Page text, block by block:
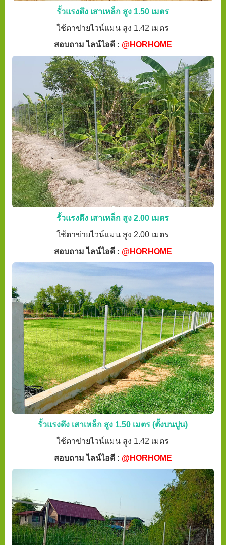
รั้วแรงดึง เสาเหล็ก สูง 1.50 เมตร
ใช้ตาข่ายไวน์แมน สูง 1.42 เมตร
สอบถาม ไลน์ไอดี : @HORHOME
รั้วแรงดึง เสาเหล็ก สูง 2.00 เมตร
ใช้ตาข่ายไวน์แมน สูง 2.00 เมตร
สอบถาม ไลน์ไอดี : @HORHOME
รั้วแรงดึง เสาเหล็ก สูง 1.50 เมตร (ตั้งบนปูน)
ใช้ตาข่ายไวน์แมน สูง 1.42 เมตร
สอบถาม ไลน์ไอดี : @HORHOME